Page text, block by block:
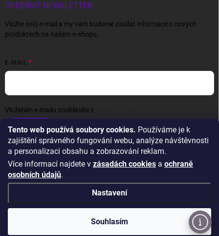
Tento web používá soubory cookies. Používáme je k
zajištění správného fungování webu, analýze návštěvnosti
a personalizaci obsahu a zobrazování reklam.
Více informací najdete v zásadách cookies a ochraně
osobních údajů.
Nastavení
Souhlasím
ODEBÍRAT NEWSLETTER
Vložte svůj e-mail a my vám budeme zasílat informace o nových
produktech na našem e-shopu.
E-MAIL
Vložením e-mailu souhlasíte s
Přihlásit se
Vytvořil Shoptet